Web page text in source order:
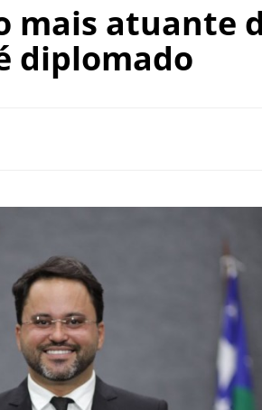
mais atuante
diplomado